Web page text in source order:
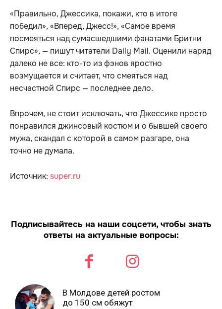
«Правильно, Джессика, покажи, кто в итоге
победил», «Вперед, Джесс!», «Самое время
посмеяться над сумасшедшими фанатами Бритни
Спирс», — пишут читатели Daily Mail. Оценили наряд
далеко не все: кто-то из фэнов яростно
возмущается и считает, что смеяться над
несчастной Спирс — последнее дело.
Впрочем, не стоит исключать, что Джессике просто
понравился джинсовый костюм и о бывшей своего
мужа, скандал с которой в самом разгаре, она
точно не думала.
Источник: super.ru
Подписывайтесь на наши соцсети, чтобы знать
ответы на актуальные вопросы:
В Молдове детей ростом
до 150 см обяжут